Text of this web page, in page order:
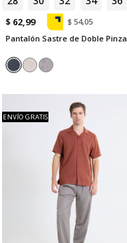
$ 62,99
$ 54,05
Pantalón Sastre de Doble Pinza
ENVÍO GRATIS